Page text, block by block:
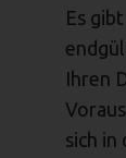
Es
Ihren
sich in